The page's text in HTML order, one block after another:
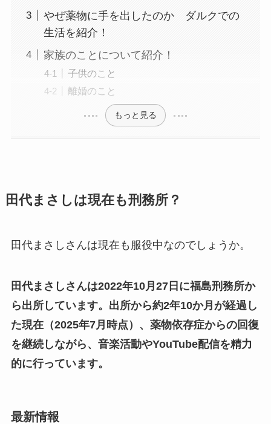
やぜ薬物に手を出したのか ダルクでの
生活を紹介！
家族のことについて紹介！
子供のこと
離婚のこと
もっと見る
田代まさしは現在も刑務所？
田代まさしさんは現在も服役中なのでしょうか。
田代まさしさんは2022年10月27日に福島刑務所か
ら出所しています。出所から約2年10か月が経過し
た現在（2025年7月時点）、薬物依存症からの回復
を継続しながら、音楽活動やYouTube配信を精力
的に行っています。
最新情報